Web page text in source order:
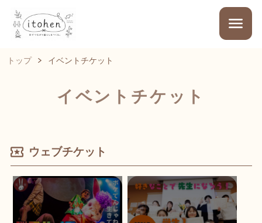
トップ イベントチケット
イベントチケット
ウェブチケット